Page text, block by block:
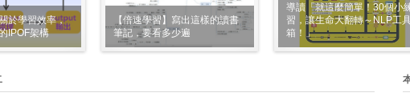
於學習效率，
IPOF架構
【倍速學習】寫出這樣的讀書
筆記，要看多少遍
導讀「就這麼簡單！30個小
習，讓生命大翻轉～NLP工具
箱！」